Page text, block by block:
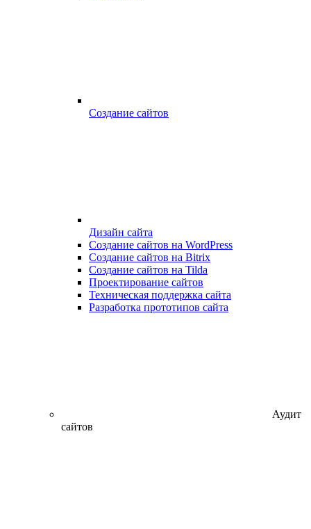
Создание сайтов
Дизайн сайта
Создание сайтов на WordPress
Создание сайтов на Bitrix
Создание сайтов на Tilda
Проектирование сайтов
Техническая поддержка сайта
Разработка прототипов сайта
Аудит
сайтов